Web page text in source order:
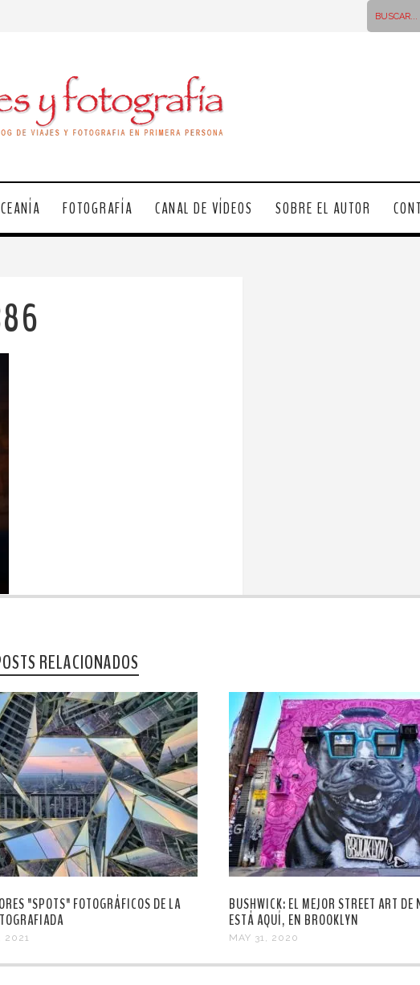
FOTOGRAFÍA CANAL DE VÍDEOS SOBRE EL AUTOR
RELACIONADOS
"SPOTS" FOTOGRÁFICOS DE LA
2021
BUSHWICK: EL MEJOR STREET ART DE
ESTÁ AQUÍ, EN BROOKLYN
MAY 31, 2020